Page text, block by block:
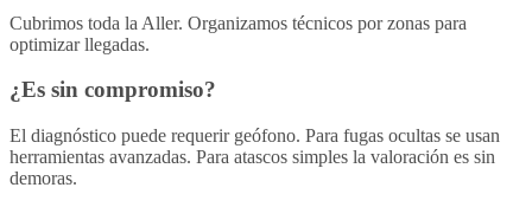
Cubrimos toda la Aller. Organizamos técnicos por zonas para
optimizar llegadas.
¿Es sin compromiso?
El diagnóstico puede requerir geófono. Para fugas ocultas se usan
herramientas avanzadas. Para atascos simples la valoración es sin
demoras.